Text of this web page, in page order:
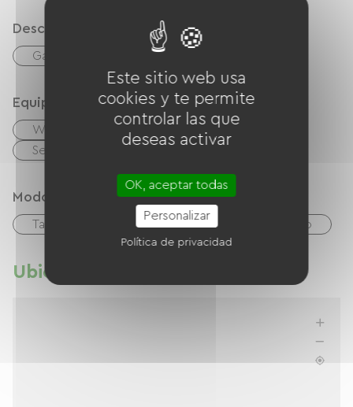
Descripción
Garaje
Equipos
Wifi gratuito
TNT
Secador de pelo
Modos de paiement
Tarjeta De Crédito cheques Efectivo
Ubicación
Este sitio web usa
cookies y te permite
controlar las que
deseas activar
OK, aceptar todas
Personalizar
Política de privacidad